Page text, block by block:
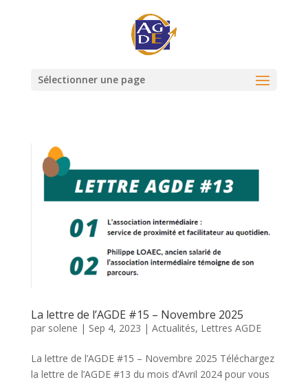
Sélectionner une page
La lettre de l’AGDE #15 – Novembre 2025
par solene | Sep 4, 2023 | Actualités, Lettres AGDE
La lettre de l’AGDE #15 – Novembre 2025 Téléchargez
la lettre de l’AGDE #13 du mois d’Avril 2024 pour vous